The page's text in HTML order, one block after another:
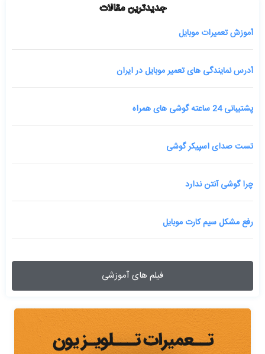
جدیدترین مقالات
آموزش تعمیرات موبایل
آدرس نمایندگی های تعمیر موبایل در ایران
پشتیبانی 24 ساعته گوشی های همراه
تست صدای اسپیکر گوشی
چرا گوشی آنتن ندارد
رفع مشکل سیم کارت موبایل
فیلم های آموزشی